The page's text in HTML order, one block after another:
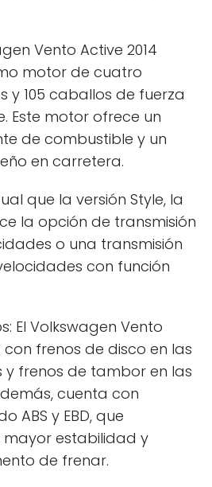
Vento Active 2014
motor de cuatro
y 105 caballos de fuerza
Este motor ofrece un
de combustible y un
en carretera.
que la versión Style, la
la opción de transmisión
o una transmisión
con función
El Volkswagen Vento
con frenos de disco en las
frenos de tambor en las
cuenta con
ABS y EBD, que
estabilidad y
de frenar.